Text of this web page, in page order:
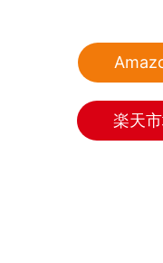
楽天